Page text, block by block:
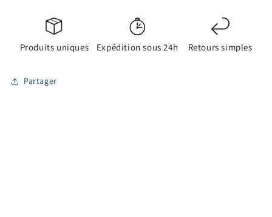
Produits uniques Expédition sous 24h Retours simples
Partager